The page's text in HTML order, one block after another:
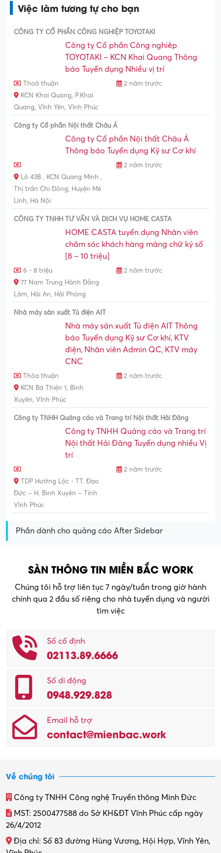
Việc làm tương tự cho bạn
CÔNG TY CỔ PHẦN CÔNG NGHIỆP TOYOTAKI
Công ty Cổ phần Công nghiêp
TOYOTAKI – KCN Khai Quang Thông
báo Tuyển dụng Nhiều vị trí
Thoả thuận
2 năm trước
KCN Khai Quang, P.Khai
Quang, Vĩnh Yên, Vĩnh Phúc
Công ty Cổ phần Nội thất Châu Á
Công ty Cổ phần Nội thất Châu Á
Thông báo Tuyển dụng Kỹ sư Cơ khí
2 năm trước
Lô 43B , KCN Quang Minh ,
Thị trấn Chi Đông, Huyện Mê
Linh, Hà Nội
CÔNG TY TNHH TƯ VẤN VÀ DỊCH VỤ HOME CASTA
HOME CASTA tuyển dụng Nhân viên
chăm sóc khách hàng mảng chữ ký số
[8 – 10 triệu]
6 - 8 triệu
2 năm trước
77 Nam Trung Hành Đằng
Lâm, Hải An, Hải Phòng
Nhà máy sản xuất Tủ điện AIT
Nhà máy sản xuất Tủ điện AIT Thông
báo Tuyển dụng Kỹ sư Cơ khí, KTV
điện, Nhân viên Admin QC, KTV máy
CNC
Thỏa thuận
2 năm trước
KCN Bá Thiện 1, Bình
Xuyên, Vĩnh Phúc
Công ty TNHH Quảng cáo và Trang trí Nội thất Hải Đăng
Công ty TNHH Quảng cáo và Trang trí
Nội thất Hải Đăng Tuyển dụng nhiều Vị
trí
2 năm trước
TDP Hưởng Lộc - TT. Đạo
Đức – H. Bình Xuyên – Tỉnh
Vĩnh Phúc
Phần dành cho quảng cáo After Sidebar
SÀN THÔNG TIN MIỀN BẮC WORK
Chúng tôi hỗ trợ liên tục 7 ngày/tuần trong giờ hành
chính qua 2 đầu số riêng cho nhà tuyển dụng và người
tìm việc
Số cố định
02113.89.6666
Số di động
0948.929.828
Email hỗ trợ
contact@mienbac.work
Về chúng tôi
Công ty TNHH Công nghệ Truyền thông Minh Đức
MST: 2500477588 do Sở KH&ĐT Vĩnh Phúc cấp ngày
26/4/2012
Địa chỉ: Số 83 đường Hùng Vương, Hội Hợp, Vĩnh Yên,